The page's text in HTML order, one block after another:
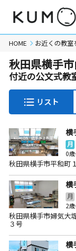
HOME お近くの教室
秋田県横手
付近の公文式教
リスト
横
月
0
秋田県横手市平和町
横
月
2
秋田県横手市婦気大
３号
横